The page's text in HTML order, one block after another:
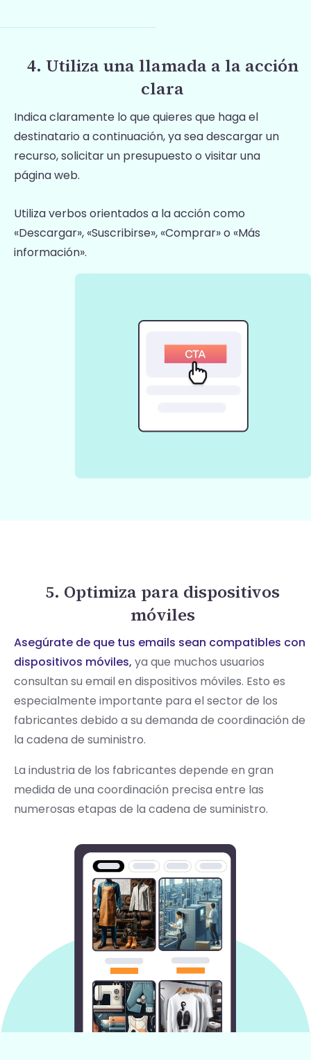
4. Utiliza una llamada a la acción
clara
Indica claramente lo que quieres que haga el
destinatario a continuación, ya sea descargar un
recurso, solicitar un presupuesto o visitar una
página web.
Utiliza verbos orientados a la acción como
«Descargar», «Suscribirse», «Comprar» o «Más
información».
5. Optimiza para dispositivos
móviles
Asegúrate de que tus emails sean compatibles con
dispositivos móviles, ya que muchos usuarios
consultan su email en dispositivos móviles. Esto es
especialmente importante para el sector de los
fabricantes debido a su demanda de coordinación de
la cadena de suministro.
La industria de los fabricantes depende en gran
medida de una coordinación precisa entre las
numerosas etapas de la cadena de suministro.